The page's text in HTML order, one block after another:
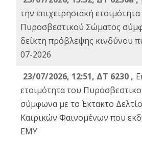
την επιχειρησιακή
Πυροσβεστικού Σώματος
δείκτη πρόβλεψης κινδύνου
07-2026
23/07/2026, 12:51, ΔΤ 6230 ,
ετοιμότητα του
σύμφωνα με το Έκτακτο
Καιρικών Φαινομένων που
ΕΜΥ